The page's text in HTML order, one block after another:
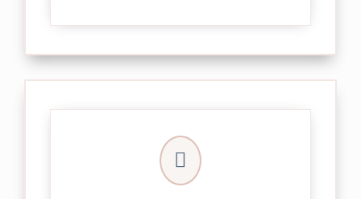

► 04 73 27 04 20
► contact@peekaboo.fr